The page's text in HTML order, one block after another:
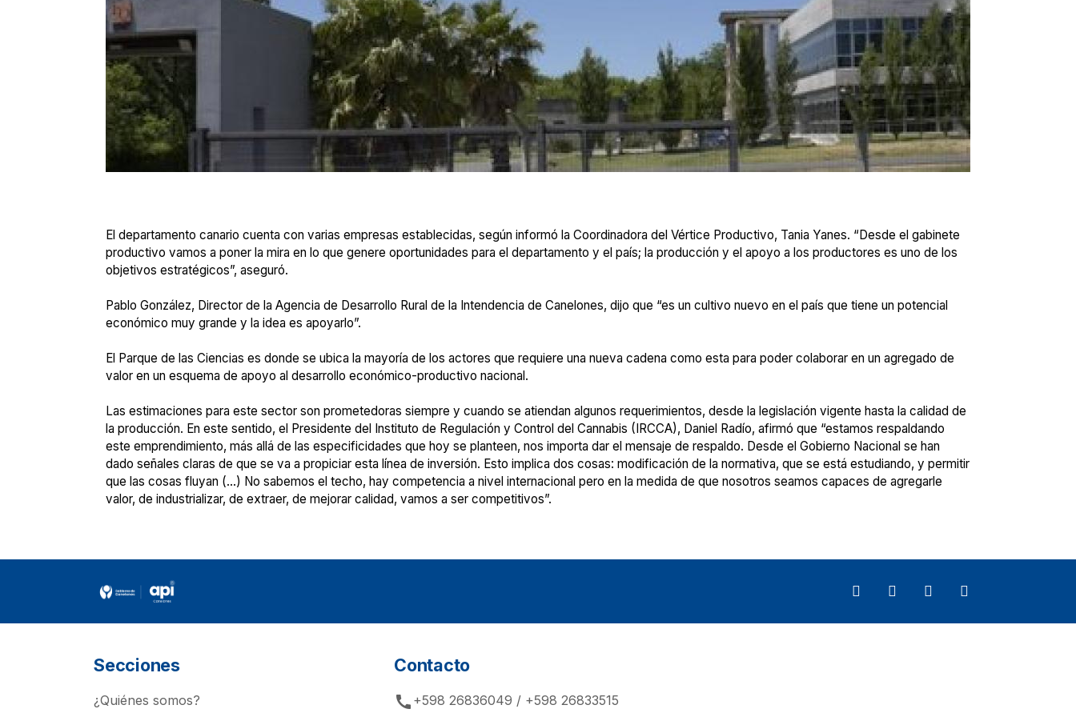
El departamento canario cuenta con varias empresas establecidas, según informó la Coordinadora del Vértice Productivo, Tania Yanes. “Desde el gabinete
productivo vamos a poner la mira en lo que genere oportunidades para el departamento y el país; la producción y el apoyo a los productores es uno de los
objetivos estratégicos”, aseguró.
Pablo González, Director de la Agencia de Desarrollo Rural de la Intendencia de Canelones, dijo que “es un cultivo nuevo en el país que tiene un potencial
económico muy grande y la idea es apoyarlo”.
El Parque de las Ciencias es donde se ubica la mayoría de los actores que requiere una nueva cadena como esta para poder colaborar en un agregado de
valor en un esquema de apoyo al desarrollo económico-productivo nacional.
Las estimaciones para este sector son prometedoras siempre y cuando se atiendan algunos requerimientos, desde la legislación vigente hasta la calidad de
la producción. En este sentido, el Presidente del Instituto de Regulación y Control del Cannabis (IRCCA), Daniel Radío, afirmó que “estamos respaldando
este emprendimiento, más allá de las especificidades que hoy se planteen, nos importa dar el mensaje de respaldo. Desde el Gobierno Nacional se han
dado señales claras de que se va a propiciar esta línea de inversión. Esto implica dos cosas: modificación de la normativa, que se está estudiando, y permitir
que las cosas fluyan (…) No sabemos el techo, hay competencia a nivel internacional pero en la medida de que nosotros seamos capaces de agregarle
valor, de industrializar, de extraer, de mejorar calidad, vamos a ser competitivos”.
Secciones
¿Quiénes somos?
Contacto
call +598 26836049 / +598 26833515